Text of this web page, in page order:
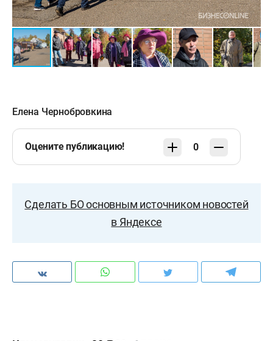
Елена Чернобровкина
Оцените публикацию! 0
Сделать БО основным источником новостей
в Яндексе